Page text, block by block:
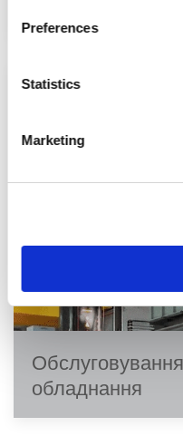
Preferences
Statistics
Marketing
обладнання